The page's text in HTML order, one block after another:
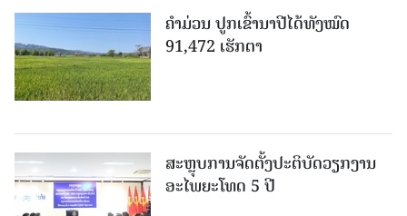
ຄໍາມ່ວນ ປູກເຂົ້ານາປີໄດ້ທັງໝົດ
91,472 ເຮັກຕາ
ສະຫຼຸບການຈັດຕັ້ງປະຕິບັດວຽກງານ
ອະໄພຍະໂທດ 5 ປີ